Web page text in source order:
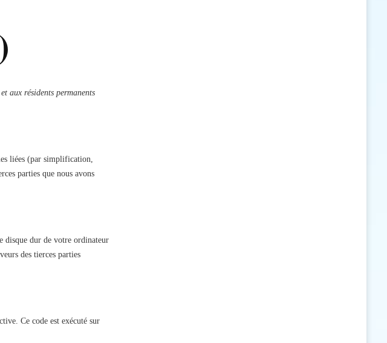
aux résidents permanents
liées (par simplification,
parties que nous avons
disque dur de votre ordinateur
des tierces parties
Ce code est exécuté sur